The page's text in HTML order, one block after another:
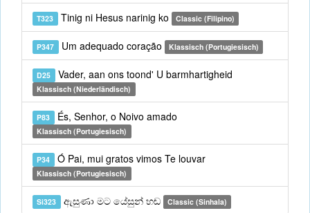
T323 Tinig ni Hesus narinig ko Classic (Filipino)
P347 Um adequado coração Klassisch (Portugiesisch)
D25 Vader, aan ons toond' U barmhartigheid
Klassisch (Niederländisch)
P83 És, Senhor, o Noivo amado
Klassisch (Portugiesisch)
P34 Ó Pai, mui gratos vimos Te louvar
Klassisch (Portugiesisch)
Si323 ඇසුණා මට යේසුන් හඬ Classic (Sinhala)